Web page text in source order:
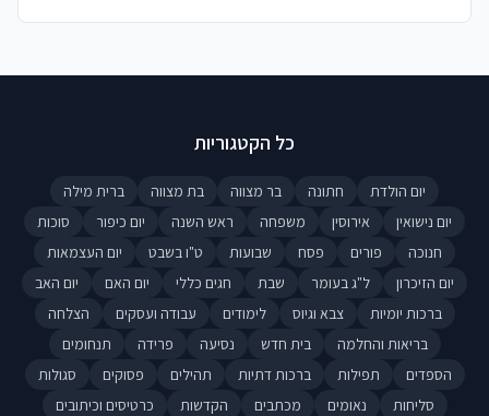
כל הקטגוריות
יום הולדת חתונה בר מצווה בת מצווה
ברית מילה
יום נישואין
אירוסין משפחה ראש השנה יום כיפור
סוכות
חנוכה
פורים פסח שבועות ט"ו בשבט
יום העצמאות
יום הזיכרון
ל"ג בעומר שבת חגים כללי יום האם
יום האב
ברכות יומיות
צבא וגיוס לימודים עבודה ועסקים
הצלחה
בריאות והחלמה
בית חדש נסיעה פרידה
תנחומים
הספדים
תפילות ברכות דתיות תהילים פסוקים
סגולות
סליחות
נאומים מכתבים הקדשות
כרטיסים וכיתובים